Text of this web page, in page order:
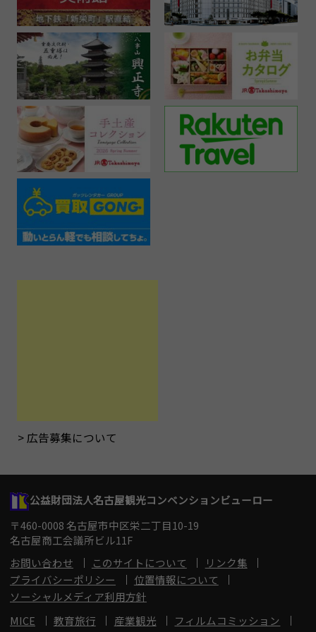
広告募集について
公益財団法人名古屋観光コンベンションビューロー
〒460-0008 名古屋市中区栄二丁目10-19
名古屋商工会議所ビル11F
お問い合わせ
このサイトについて
リンク集
プライバシーポリシー
位置情報について
ソーシャルメディア利用方針
MICE
教育旅行 産業観光
フィルムコミッション